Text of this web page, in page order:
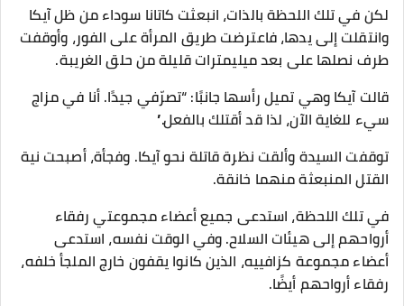
لكن في تلك اللحظة بالذات، انبعثت كاتانا سوداء من ظل آيكا
وانتقلت إلى يدها، فاعترضت طريق المرأة على الفور، وأوقفت
طرف نصلها على بعد ميليمترات قليلة من حلق الغريبة.
قالت آيكا وهي تميل رأسها جانبًا: “تصرّفي جيدًا. أنا في مزاج
سيء للغاية الآن، لذا قد أقتلك بالفعل.”
توقفت السيدة وألقت نظرة قاتلة نحو آيكا. وفجأة، أصبحت نية
القتل المنبعثة منهما خانقة.
في تلك اللحظة، استدعى جميع أعضاء مجموعتي رفقاء
أرواحهم إلى هيئات السلاح. وفي الوقت نفسه، استدعى
أعضاء مجموعة كزافييه، الذين كانوا يقفون خارج الملجأ خلفه،
رفقاء أرواحهم أيضًا.